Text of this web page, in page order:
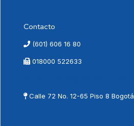
Contacto
(601) 606 16 80
018000 522633
Calle 72 No. 12-65 Piso 8 Bogotá